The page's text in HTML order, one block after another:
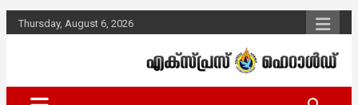
Skip
to
Thursday, August 6, 2026
Express Herald –